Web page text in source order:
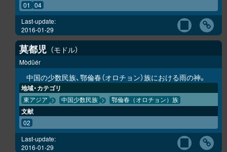
01 04
Last-update:
2016-01-29
莫都児 モドル
Mòdūér
中国の少数民族、鄂倫春（オロチョン）族における雨の神。
地域・カテゴリ
東アジア 中国少数民族 鄂倫春（オロチョン）族
文献
02
Last-update:
2016-01-29